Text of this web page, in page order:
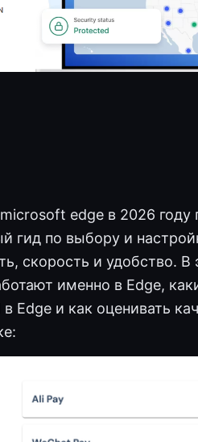
edge в 2026 году
гид по выбору и
скорость и удобство.
именно в Edge,
Edge и как оценивать